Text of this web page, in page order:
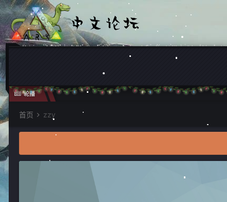
轮播
首页 zzy